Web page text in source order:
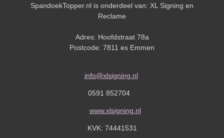
SpandoekTopper.nl is onderdeel van: XL Signing en
Reclame
Adres: Hoofdstraat 78a
Postcode: 7811 es Emmen
info@xlsigning.nl
0591 852704
www.xlsigning.nl
KVK: 74441531